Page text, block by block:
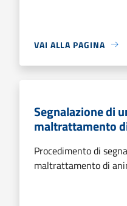
VAI ALLA PAGINA
Segnalazione di
maltrattamento
Procedimento di
maltrattamento di